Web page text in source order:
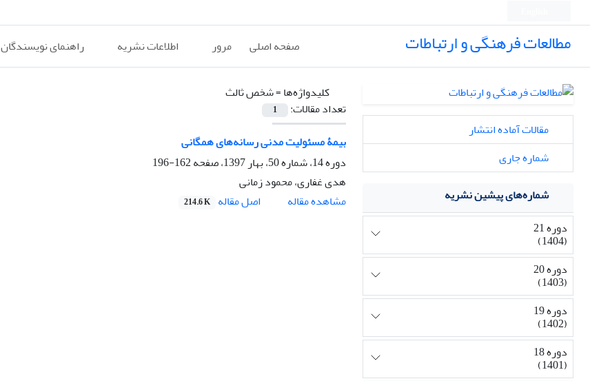
مطالعات فرهنگی و ارتباطات صفحه اصلی مرور اطلاعات نشریه راهنمای نویسندگان
کلیدواژه‌ها =شخص ثالث
تعداد مقالات:
1
بیمۀ مسئولیت مدنی رسانه‌های همگانی
دوره 14، شماره 50، بهار 1397، صفحه
162-196
هدی غفاری، محمود زمانی
مشاهده مقاله
اصل مقاله 214.6 K
مقالات آماده انتشار
شماره جاری
شماره‌های پیشین نشریه
دوره 21
(1404)
دوره 20
(1403)
دوره 19
(1402)
دوره 18
(1401)